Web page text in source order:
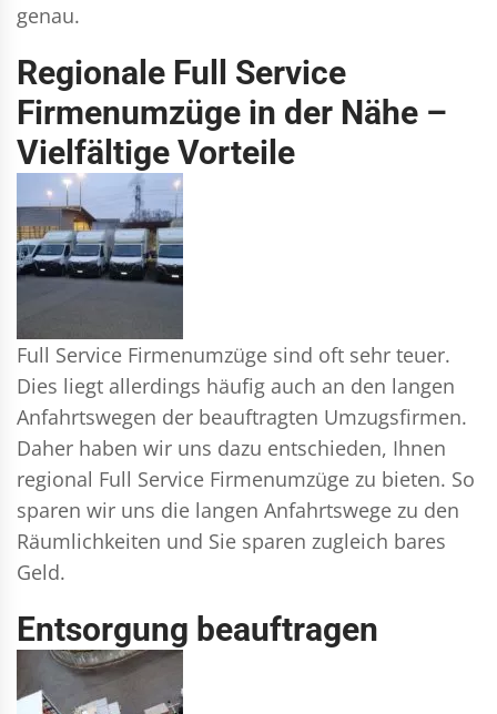
genau.
Regionale Full Service
Firmenumzüge in der Nähe –
Vielfältige Vorteile
Full Service Firmenumzüge sind oft sehr teuer.
Dies liegt allerdings häufig auch an den langen
Anfahrtswegen der beauftragten Umzugsfirmen.
Daher haben wir uns dazu entschieden, Ihnen
regional Full Service Firmenumzüge zu bieten. So
sparen wir uns die langen Anfahrtswege zu den
Räumlichkeiten und Sie sparen zugleich bares
Geld.
Entsorgung beauftragen